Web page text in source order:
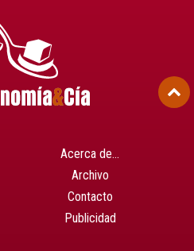
Acerca de…
Archivo
Contacto
Publicidad